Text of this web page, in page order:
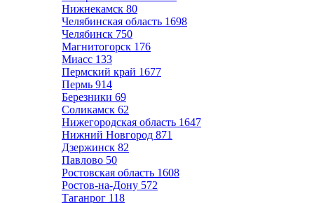
Нижнекамск 80
Челябинская область 1698
Челябинск 750
Магнитогорск 176
Миасс 133
Пермский край 1677
Пермь 914
Березники 69
Соликамск 62
Нижегородская область 1647
Нижний Новгород 871
Дзержинск 82
Павлово 50
Ростовская область 1608
Ростов-на-Дону 572
Таганрог 118